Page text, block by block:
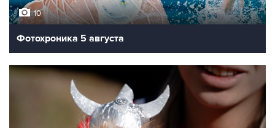
10
Фотохроника 5 августа